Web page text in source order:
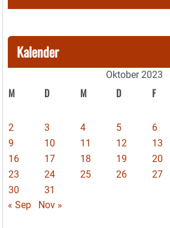
Kalender
Oktober 2023
M D M D F
2
3 4 5 6
9
10 11 12 13
16
17 18 19 20
23
24 25 26 27
30
31
« Sep
Nov »